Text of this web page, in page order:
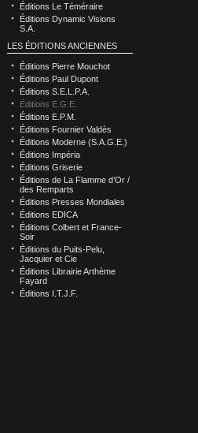
Éditions Le Téméraire
Éditions Dynamic Visions
S.A.
LES ÉDITIONS ANCIENNES
Éditions Pierre Mouchot
Éditions Paul Dupont
Éditions S.E.L.P.A.
Éditions E.G.E.
Éditions E.P.M.
Éditions Fournier Valdès
Éditions Moderne (S.A.G.E.)
Éditions Impéria
Éditions Griserie
Éditions de La Flamme d’Or /
des Remparts
Éditions Presses Mondiales
Éditions EDICA
Éditions Colbert et France-
Soir
Éditions du Puits-Pelu,
Jacquier et Cie
Éditions Librairie Arthème
Fayard
Éditions I.T.J.F.